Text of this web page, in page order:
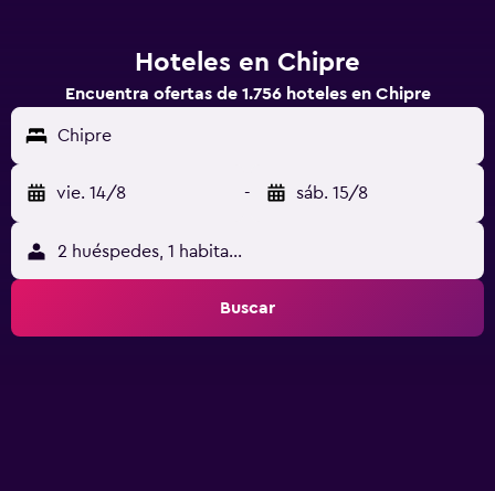
Hoteles en Chipre
Encuentra ofertas de 1.756 hoteles en Chipre
Chipre
vie. 14/8 - sáb. 15/8
2 huéspedes, 1 habitación
Buscar